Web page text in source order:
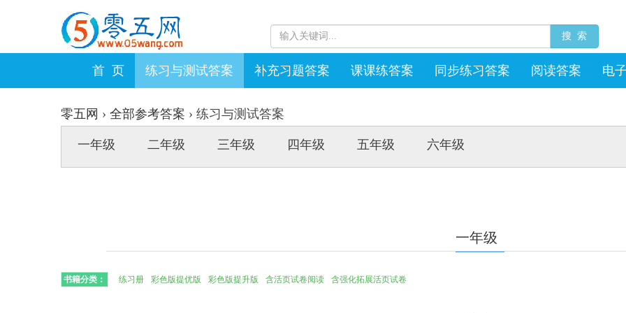
搜 索
首 页 练习与测试答案 补充习题答案 课课练答案 同步练习答案 阅读答案 电
零五网 › 全部参考答案 › 练习与测试答案
一年级 二年级 三年级 四年级 五年级 六年级
一年级
书籍分类： 练习册 彩色版提优版 彩色版提升版 含活页试卷阅读 含强化拓展活页试卷